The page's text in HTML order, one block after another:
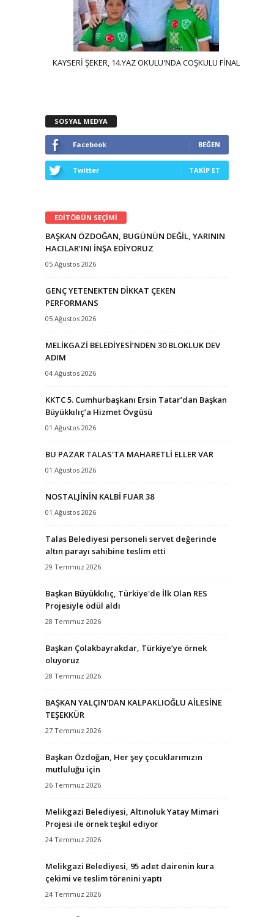
KAYSERİ ŞEKER, 14.YAZ OKULU'NDA COŞKULU FİNAL
SOSYAL MEDYA
Facebook BEĞEN
Twitter TAKİP ET
EDİTÖRÜN SEÇİMİ
BAŞKAN ÖZDOĞAN, BUGÜNÜN DEĞİL, YARININ
HACILAR’INI İNŞA EDİYORUZ
05 Ağustos 2026
GENÇ YETENEKTEN DİKKAT ÇEKEN
PERFORMANS
05 Ağustos 2026
MELİKGAZİ BELEDİYESİ’NDEN 30 BLOKLUK DEV
ADIM
04 Ağustos 2026
KKTC 5. Cumhurbaşkanı Ersin Tatar’dan Başkan
Büyükkılıç’a Hizmet Övgüsü
01 Ağustos 2026
BU PAZAR TALAS'TA MAHARETLİ ELLER VAR
01 Ağustos 2026
NOSTALJİNİN KALBİ FUAR 38
01 Ağustos 2026
Talas Belediyesi personeli servet değerinde
altın parayı sahibine teslim etti
29 Temmuz 2026
Başkan Büyükkılıç, Türkiye'de İlk Olan RES
Projesiyle ödül aldı
28 Temmuz 2026
Başkan Çolakbayrakdar, Türkiye’ye örnek
oluyoruz
28 Temmuz 2026
BAŞKAN YALÇIN'DAN KALPAKLIOĞLU AİLESİNE
TEŞEKKÜR
27 Temmuz 2026
Başkan Özdoğan, Her şey çocuklarımızın
mutluluğu için
26 Temmuz 2026
Melikgazi Belediyesi, Altınoluk Yatay Mimari
Projesi ile örnek teşkil ediyor
24 Temmuz 2026
Melikgazi Belediyesi, 95 adet dairenin kura
çekimi ve teslim törenini yaptı
24 Temmuz 2026